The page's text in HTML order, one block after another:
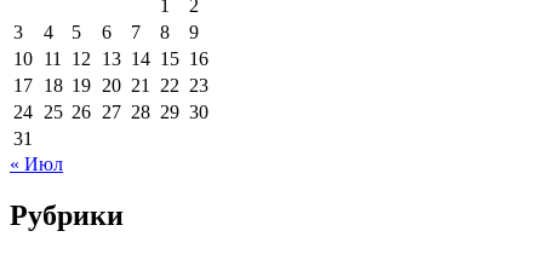
1
2
3
4 5 6 7 8
9
10 11 12 13 14 15 16
17 18 19 20 21 22 23
24 25 26 27 28 29 30
31
« Июл
Рубрики